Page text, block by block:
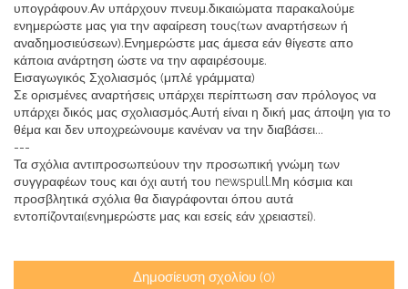
υπογράφουν.Αν υπάρχουν πνευμ.δικαιώματα παρακαλούμε
ενημερώστε μας για την αφαίρεση τους(των αναρτήσεων ή
αναδημοσιεύσεων).Ενημερώστε μας άμεσα εάν θίγεστε απο
κάποια ανάρτηση ώστε να την αφαιρέσουμε.
Εισαγωγικός Σχολιασμός (μπλέ γράμματα)
Σε ορισμένες αναρτήσεις υπάρχει περίπτωση σαν πρόλογος να
υπάρχει δικός μας σχολιασμός.Αυτή είναι η δική μας άποψη για το
θέμα και δεν υποχρεώνουμε κανέναν να την διαβάσει...
---
Τα σχόλια αντιπροσωπεύουν την προσωπική γνώμη των
συγγραφέων τους και όχι αυτή του newspull.Μη κόσμια και
προσβλητικά σχόλια θα διαγράφονται όπου αυτά
εντοπίζονται(ενημερώστε μας και εσείς εάν χρειαστεί).
Δημοσίευση σχολίου (0)